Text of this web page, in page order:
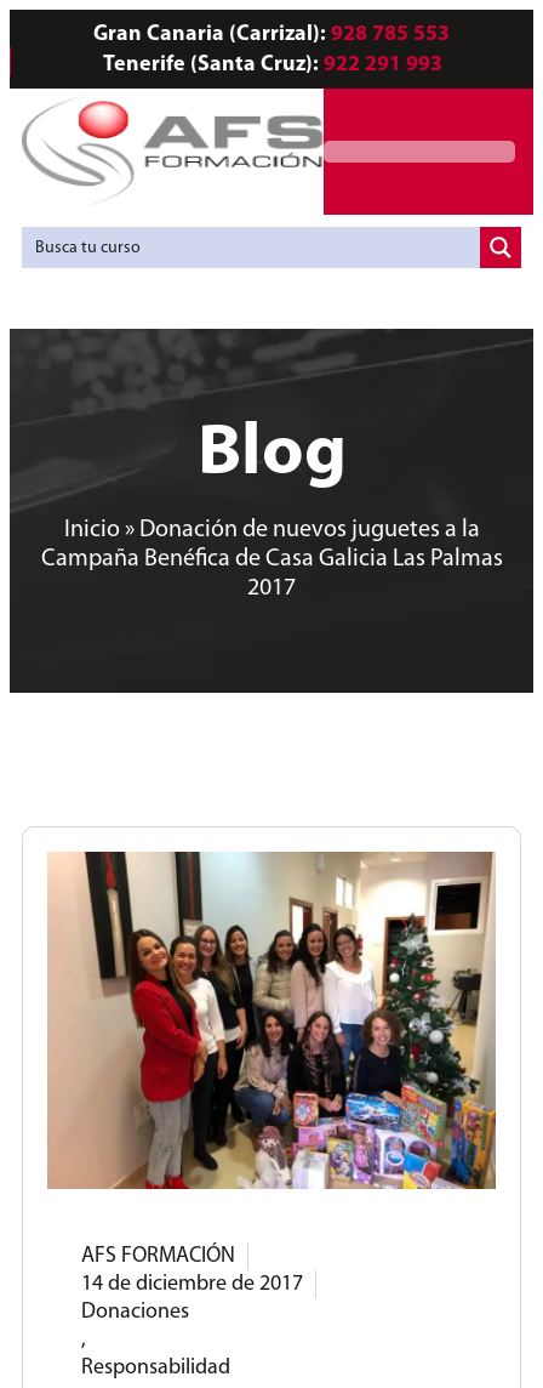
Gran Canaria (Carrizal): 928 785 553
Tenerife (Santa Cruz): 922 291 993
Blog
Inicio» Donación de nuevos juguetes a la
Campaña Benéfica de Casa Galicia Las Palmas
2017
AFS FORMACIÓN
14 de diciembre de 2017
Donaciones
,
Responsabilidad